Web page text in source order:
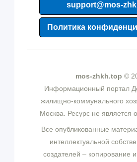
support@mos-
Политика
mos-zhkh.top ©
Информационный портал
жилищно-коммунального
Москва. Ресурс не является
Все опубликованные
интеллектуальной
создателей – копирование